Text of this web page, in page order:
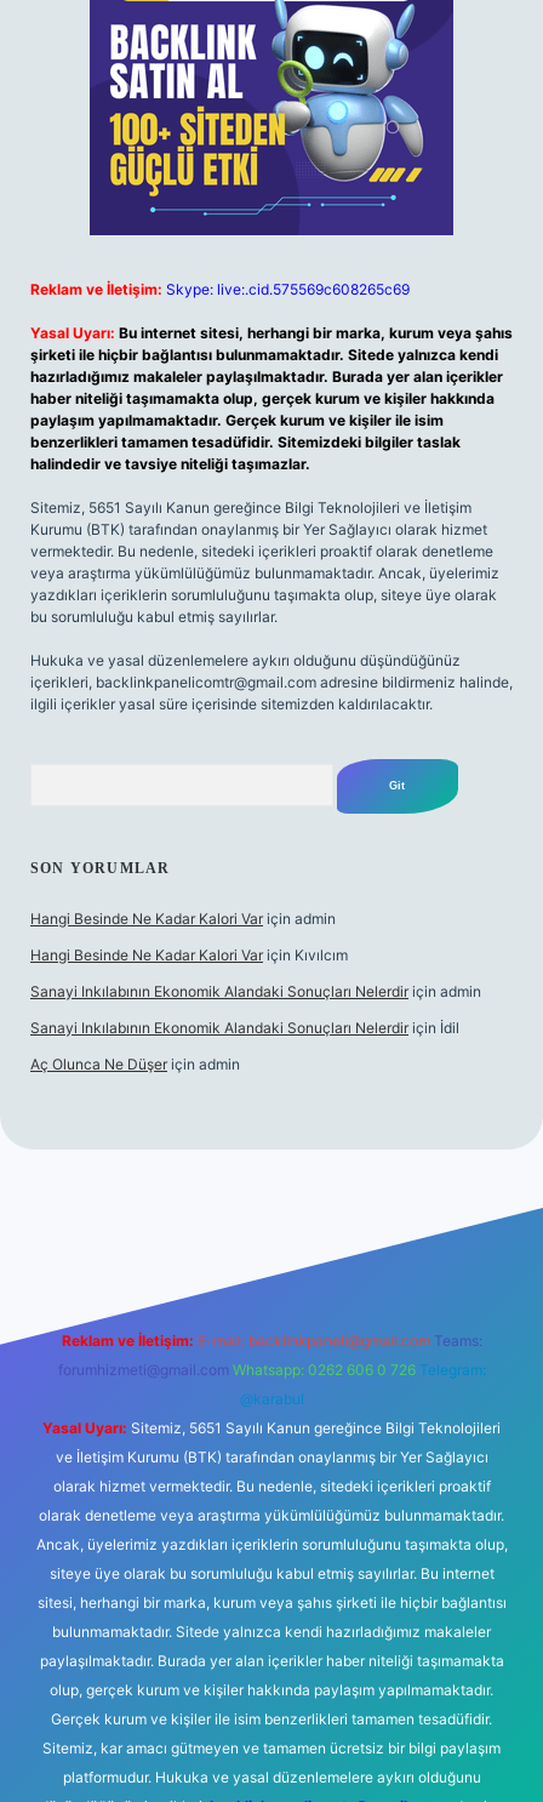
Reklam ve İletişim: Skype: live:.cid.575569c608265c69
Yasal Uyarı: Bu internet sitesi, herhangi bir marka, kurum veya şahıs
şirketi ile hiçbir bağlantısı bulunmamaktadır. Sitede yalnızca kendi
hazırladığımız makaleler paylaşılmaktadır. Burada yer alan içerikler
haber niteliği taşımamakta olup, gerçek kurum ve kişiler hakkında
paylaşım yapılmamaktadır. Gerçek kurum ve kişiler ile isim
benzerlikleri tamamen tesadüfidir. Sitemizdeki bilgiler taslak
halindedir ve tavsiye niteliği taşımazlar.
Sitemiz, 5651 Sayılı Kanun gereğince Bilgi Teknolojileri ve İletişim
Kurumu (BTK) tarafından onaylanmış bir Yer Sağlayıcı olarak hizmet
vermektedir. Bu nedenle, sitedeki içerikleri proaktif olarak denetleme
veya araştırma yükümlülüğümüz bulunmamaktadır. Ancak, üyelerimiz
yazdıkları içeriklerin sorumluluğunu taşımakta olup, siteye üye olarak
bu sorumluluğu kabul etmiş sayılırlar.
Hukuka ve yasal düzenlemelere aykırı olduğunu düşündüğünüz
içerikleri, backlinkpanelicomtr@gmail.com adresine bildirmeniz halinde,
ilgili içerikler yasal süre içerisinde sitemizden kaldırılacaktır.
SON YORUMLAR
Hangi Besinde Ne Kadar Kalori Var için admin
Hangi Besinde Ne Kadar Kalori Var için Kıvılcım
Sanayi Inkılabının Ekonomik Alandaki Sonuçları Nelerdir için admin
Sanayi Inkılabının Ekonomik Alandaki Sonuçları Nelerdir için İdil
Aç Olunca Ne Düşer için admin
Reklam ve İletişim: E-mail: backlinkpaneli@gmail.com Teams:
forumhizmeti@gmail.com Whatsapp: 0262 606 0 726 Telegram:
@karabul
Yasal Uyarı: Sitemiz, 5651 Sayılı Kanun gereğince Bilgi Teknolojileri
ve İletişim Kurumu (BTK) tarafından onaylanmış bir Yer Sağlayıcı
olarak hizmet vermektedir. Bu nedenle, sitedeki içerikleri proaktif
olarak denetleme veya araştırma yükümlülüğümüz bulunmamaktadır.
Ancak, üyelerimiz yazdıkları içeriklerin sorumluluğunu taşımakta olup,
siteye üye olarak bu sorumluluğu kabul etmiş sayılırlar. Bu internet
sitesi, herhangi bir marka, kurum veya şahıs şirketi ile hiçbir bağlantısı
bulunmamaktadır. Sitede yalnızca kendi hazırladığımız makaleler
paylaşılmaktadır. Burada yer alan içerikler haber niteliği taşımamakta
olup, gerçek kurum ve kişiler hakkında paylaşım yapılmamaktadır.
Gerçek kurum ve kişiler ile isim benzerlikleri tamamen tesadüfidir.
Sitemiz, kar amacı gütmeyen ve tamamen ücretsiz bir bilgi paylaşım
platformudur. Hukuka ve yasal düzenlemelere aykırı olduğunu